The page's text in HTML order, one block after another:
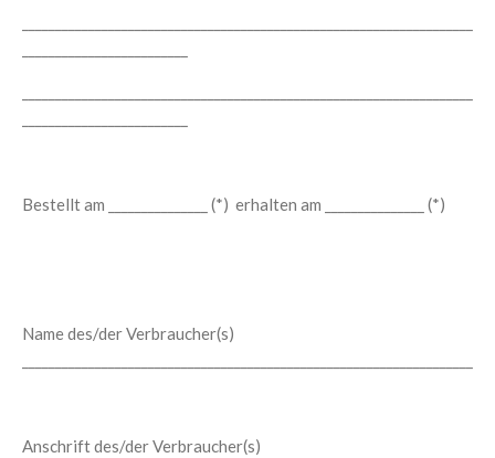
Bestellt am _______________ (*) erhalten am _______________ (*)
Name des/der Verbraucher(s)
Anschrift des/der Verbraucher(s)